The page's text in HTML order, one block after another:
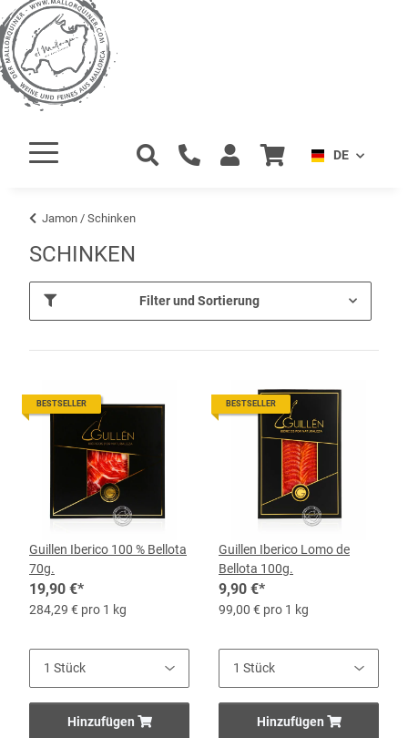
DE
Jamon / Schinken
SCHINKEN
Filter und Sortierung
BESTSELLER
Guillen Iberico 100 % Bellota
70g.
19,90 €*
284,29 € pro 1 kg
Hinzufügen
BESTSELLER
Guillen Iberico Lomo de
Bellota 100g.
9,90 €*
99,00 € pro 1 kg
Hinzufügen